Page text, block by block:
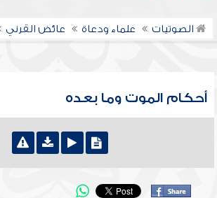
الصوتيات علماء ودعاة عائض القرني
أحكام الموت وما بعده